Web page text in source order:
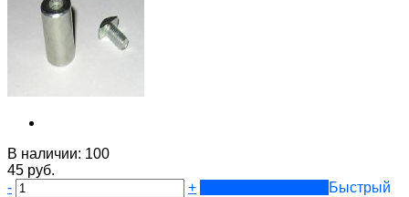
В наличии: 100
45 руб.
-
+
Быстрый